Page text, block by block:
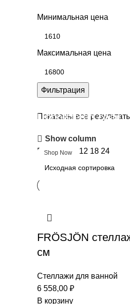
Минимальная цена
Максимальная цена
Фильтрация
Upholstered chair
Discount 10%
Shop Now
Показаны все
Show column
Показать
12 18 24
FRÖSJÖN
см
Стеллажи для ванной
6 558,00 ₽
В корзину